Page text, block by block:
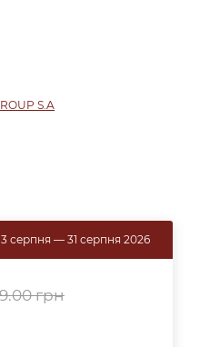
S.A
серпня — 31 серпня 2026
грн